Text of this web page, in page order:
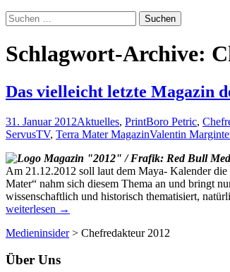
Suchen
nach:
Schlagwort-Archive:
Das vielleicht letzte Magazin
31. Januar 2012Aktuelles, PrintBoro Petric,
ServusTV, Terra Mater MagazinValentin
Am 21.12.2012 soll laut dem Maya- Kalender die
Mater“ nahm sich diesem Thema an und bringt
wissenschaftlich und historisch thematisiert,
weiterlesen →
Medieninsider> Chefredakteur 2012
Über Uns